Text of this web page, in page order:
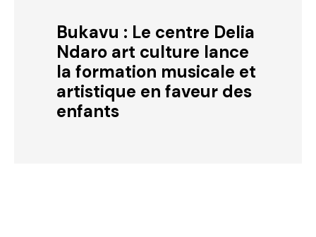
Bukavu : Le centre Delia
Ndaro art culture lance
la formation musicale et
artistique en faveur des
enfants